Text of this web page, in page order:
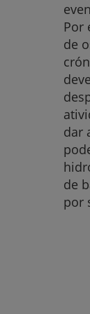
Por
de
dar
de
por